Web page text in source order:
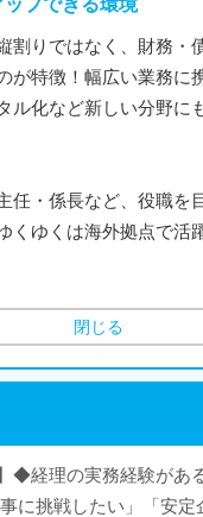
プできる環境
割りではなく、財務・
が特徴！幅広い業務に
ル化など新しい分野に
任・係長など、役職を
くゆくは海外拠点で活
閉じる
◆経理の実務経験があ
に挑戦したい」「安定